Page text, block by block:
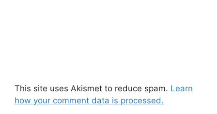
This site uses Akismet to reduce spam. Learn
how your comment data is processed.